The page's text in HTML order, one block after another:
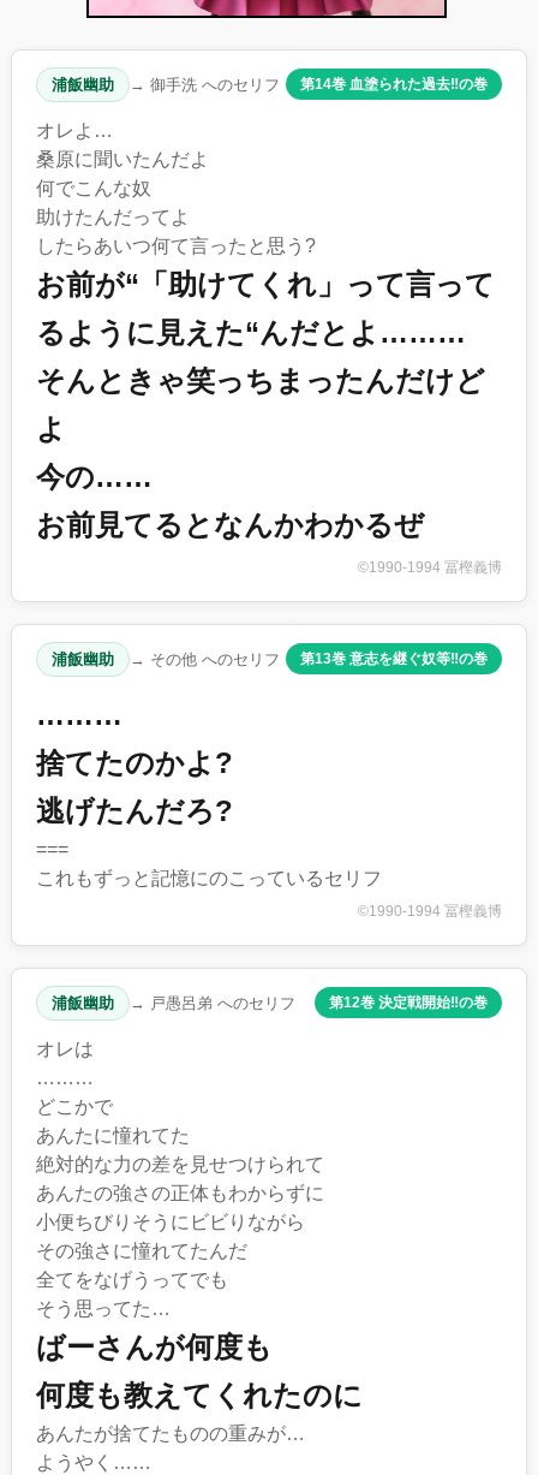
浦飯幽助 → 御手洗 へのセリフ 第14巻 血塗られた過去‼︎の巻
オレよ…
桑原に聞いたんだよ
何でこんな奴
助けたんだってよ
したらあいつ何て言ったと思う?
お前が“「助けてくれ」って言って
るように見えた“んだとよ………
そんときゃ笑っちまったんだけど
よ
今の……
お前見てるとなんかわかるぜ
©1990-1994 冨樫義博
浦飯幽助 → その他 へのセリフ 第13巻 意志を継ぐ奴等‼︎の巻
………
捨てたのかよ?
逃げたんだろ?
===
これもずっと記憶にのこっているセリフ
©1990-1994 冨樫義博
浦飯幽助 → 戸愚呂弟 へのセリフ 第12巻 決定戦開始‼︎の巻
オレは
………
どこかで
あんたに憧れてた
絶対的な力の差を見せつけられて
あんたの強さの正体もわからずに
小便ちびりそうにビビりながら
その強さに憧れてたんだ
全てをなげうってでも
そう思ってた…
ばーさんが何度も
何度も教えてくれたのに
あんたが捨てたものの重みが…
ようやく……